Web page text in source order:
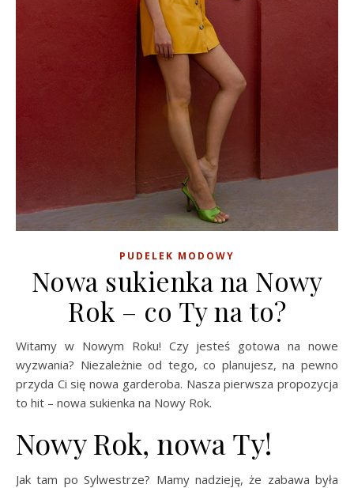
PUDELEK MODOWY
Nowa sukienka na Nowy
Rok – co Ty na to?
Witamy w Nowym Roku! Czy jesteś gotowa na nowe
wyzwania? Niezależnie od tego, co planujesz, na pewno
przyda Ci się nowa garderoba. Nasza pierwsza propozycja
to hit – nowa sukienka na Nowy Rok.
Nowy Rok, nowa Ty!
Jak tam po Sylwestrze? Mamy nadzieję, że zabawa była